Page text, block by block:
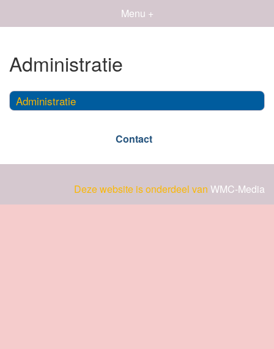
Menu +
Administratie
Administratie
Contact
Deze website is onderdeel van WMC-Media